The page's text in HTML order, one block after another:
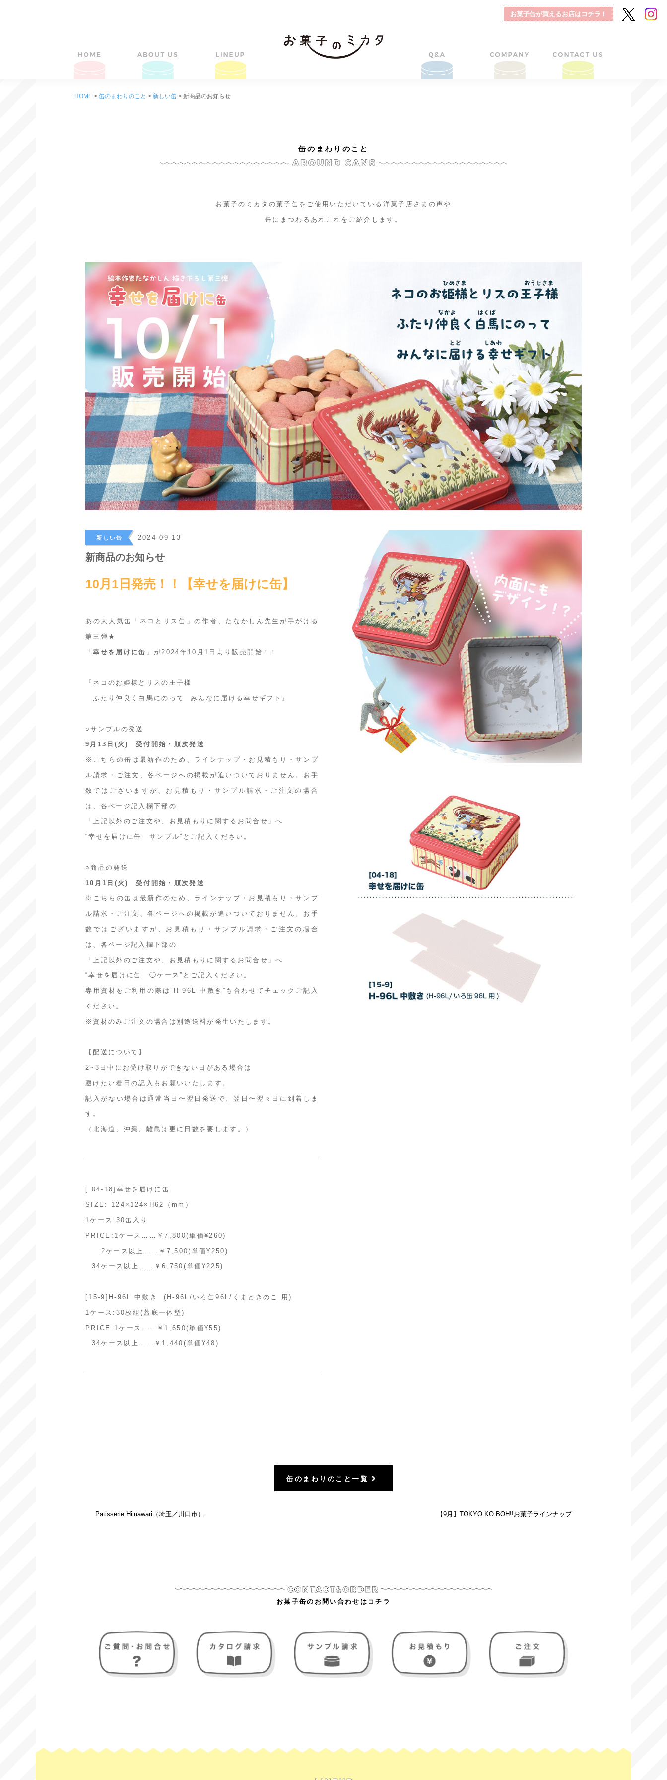
お菓子缶が買えるお店はコチラ！
HOME > 缶のまわりのこと > 新しい缶 > 新商品のお知らせ
缶のまわりのこと
お菓子のミカタの菓子缶をご使用いただいている洋菓子店さまの声や
缶にまつわるあれこれをご紹介します。
新しい缶 2024-09-13
新商品のお知らせ
10月1日発売！！【幸せを届けに缶】
あの大人気缶「ネコとリス缶」の作者、たなかしん先生が手がける
第三弾★
「幸せを届けに缶 」が2024年10月1日より販売開始！！
『ネコのお姫様とリスの王子様
ふたり仲良く白馬にのって みんなに届ける幸せギフト』
○サンプルの発送
9月13日(火) 受付開始・順次発送
※こちらの缶は最新作のため、ラインナップ・お見積もり・サンプ
ル請求・ご注文、各ページへの掲載が追いついておりません。お手
数ではございますが、お見積もり・サンプル請求・ご注文の場合
は、各ページ記入欄下部の
「上記以外のご注文や、お見積もりに関するお問合せ」へ
“幸せを届けに缶 サンプル”とご記入ください。
○商品の発送
10月1日(火) 受付開始・順次発送
※こちらの缶は最新作のため、ラインナップ・お見積もり・サンプ
ル請求・ご注文、各ページへの掲載が追いついておりません。お手
数ではございますが、お見積もり・サンプル請求・ご注文の場合
は、各ページ記入欄下部の
「上記以外のご注文や、お見積もりに関するお問合せ」へ
“幸せを届けに缶 ◯ケース”とご記入ください。
専用資材をご利用の際は”H-96L 中敷き”も合わせてチェックご記入
ください。
※資材のみご注文の場合は別途送料が発生いたします。
【配送について】
2~3日中にお受け取りができない日がある場合は
避けたい着日の記入もお願いいたします。
記入がない場合は通常当日〜翌日発送で、翌日〜翌々日に到着しま
す。
（北海道、沖縄、離島は更に日数を要します。）
[ 04-18]幸せを届けに缶
SIZE: 124×124×H62（mm）
1ケース:30缶入り
PRICE:1ケース……￥7,800(単価¥260)
2ケース以上……￥7,500(単価¥250)
34ケース以上……￥6,750(単価¥225)
[15-9]H-96L 中敷き (H-96L/いろ缶96L/くまときのこ 用)
1ケース:30枚組(蓋底一体型)
PRICE:1ケース……￥1,650(単価¥55)
34ケース以上……￥1,440(単価¥48)
缶のまわりのこと一覧
Patisserie Himawari（埼玉／川口市） 【9月】TOKYO KO BOH!!お菓子ラインナップ
お菓子缶のお問い合わせはコチラ